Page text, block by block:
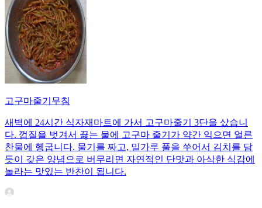
고구마줄기무침
새벽에 24시간 식자재마트에 가서 고구마줄기 3단을 샀습니
다. 껍질을 벗겨서 끓는 물에 고구마 줄기가 약간 익으면 얼른
찬물에 헹굽니다. 물기를 짜고, 밀가루 풀을 쑤어서 김치를 담
듯이 갖은 양념으로 버무리면 자연적인 단맛과 아삭한 식감에
놀라는 맛있는 반찬이 됩니다.